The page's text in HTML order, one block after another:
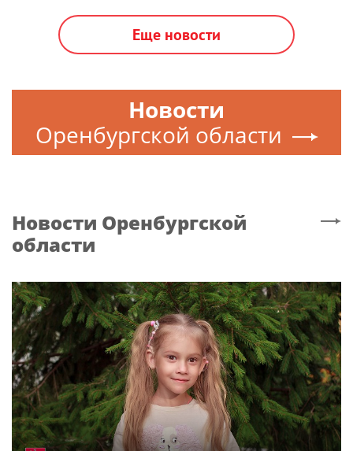
Еще новости
Новости
Оренбургской области
Новости Оренбургской
области